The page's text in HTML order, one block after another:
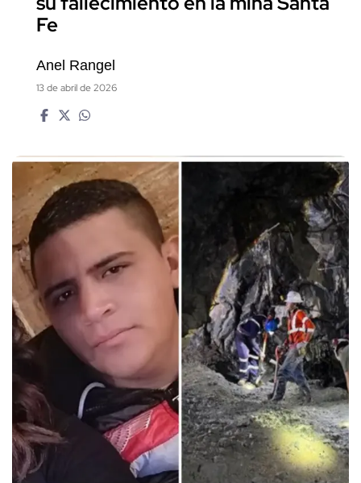
Fe
Anel Rangel
13 de abril de 2026